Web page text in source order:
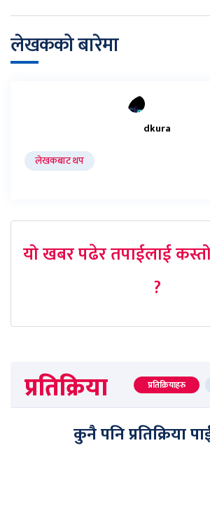
लेखकको बारेमा
dkura
लेखकबाट थप
यो खबर पढेर तपाईलाई
?
प्रतिक्रिया प्रतिक्रियाहरु
कुनै पनि प्रतिक्रिया